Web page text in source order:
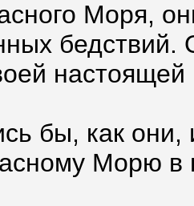
Моря,
настоящей
бы, как они,
Морю